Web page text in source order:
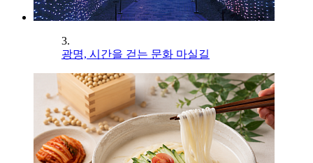
3.
광명, 시간을 걷는 문화 마실길